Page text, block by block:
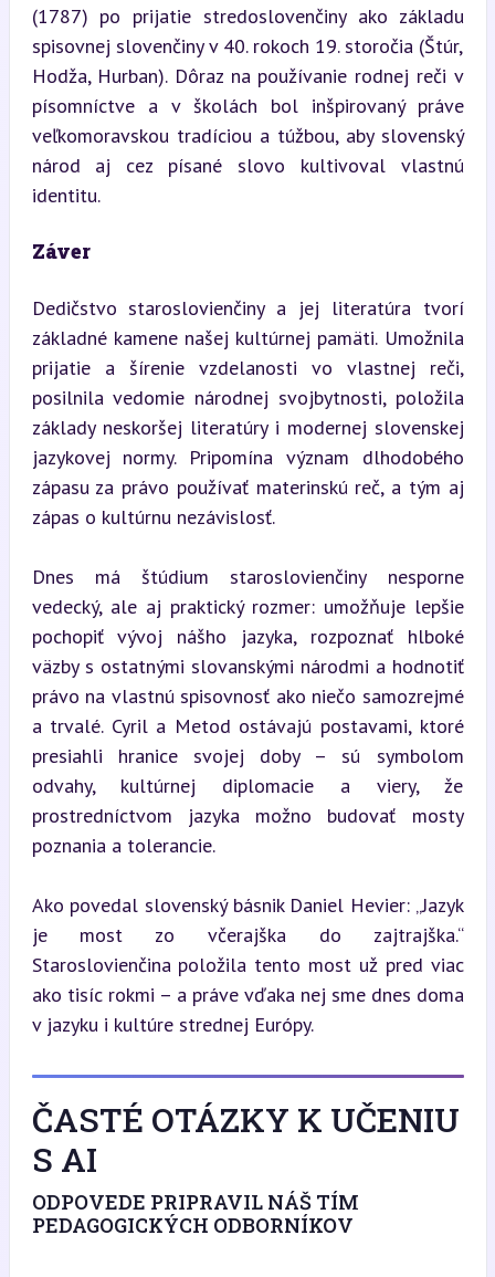
(1787) po prijatie stredoslovenčiny ako základu
spisovnej slovenčiny v 40. rokoch 19. storočia (Štúr,
Hodža, Hurban). Dôraz na používanie rodnej reči v
písomníctve a v školách bol inšpirovaný práve
veľkomoravskou tradíciou a túžbou, aby slovenský
národ aj cez písané slovo kultivoval vlastnú
identitu.
Záver
Dedičstvo staroslovienčiny a jej literatúra tvorí
základné kamene našej kultúrnej pamäti. Umožnila
prijatie a šírenie vzdelanosti vo vlastnej reči,
posilnila vedomie národnej svojbytnosti, položila
základy neskoršej literatúry i modernej slovenskej
jazykovej normy. Pripomína význam dlhodobého
zápasu za právo používať materinskú reč, a tým aj
zápas o kultúrnu nezávislosť.
Dnes má štúdium staroslovienčiny nesporne
vedecký, ale aj praktický rozmer: umožňuje lepšie
pochopiť vývoj nášho jazyka, rozpoznať hlboké
väzby s ostatnými slovanskými národmi a hodnotiť
právo na vlastnú spisovnosť ako niečo samozrejmé
a trvalé. Cyril a Metod ostávajú postavami, ktoré
presiahli hranice svojej doby – sú symbolom
odvahy, kultúrnej diplomacie a viery, že
prostredníctvom jazyka možno budovať mosty
poznania a tolerancie.
Ako povedal slovenský básnik Daniel Hevier: „Jazyk
je most zo včerajška do zajtrajška.“
Staroslovienčina položila tento most už pred viac
ako tisíc rokmi – a práve vďaka nej sme dnes doma
v jazyku i kultúre strednej Európy.
ČASTÉ OTÁZKY K UČENIU
S AI
ODPOVEDE PRIPRAVIL NÁŠ TÍM
PEDAGOGICKÝCH ODBORNÍKOV